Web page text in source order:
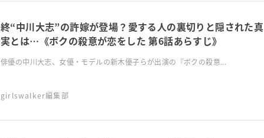
終“中川大志”の許嫁が登場？愛する人の裏切りと隠された真
実とは…《ボクの殺意が恋をした 第6話あらすじ》
俳優の中川大志、女優・モデルの新木優子らが出演の『ボクの殺意...
girlswalker編集部